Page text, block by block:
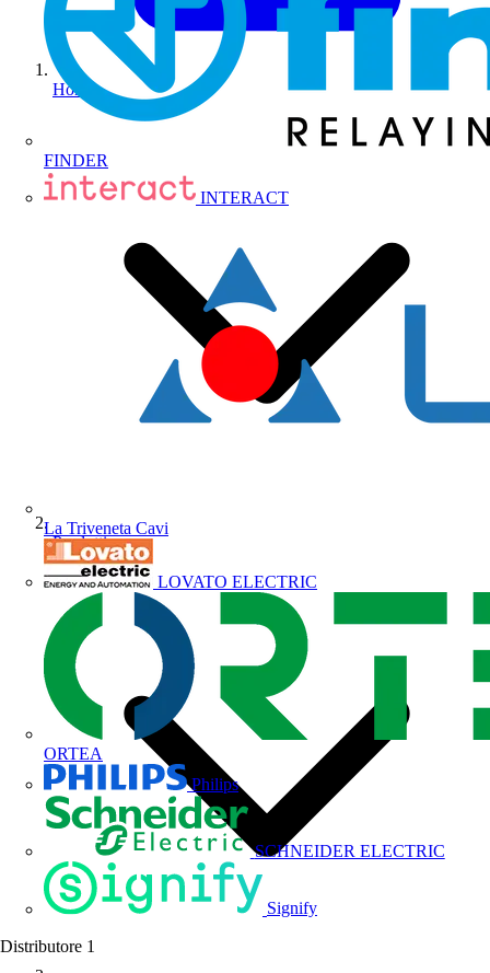
FINDER
INTERACT
La Triveneta Cavi
LOVATO ELECTRIC
ORTEA
Philips
SCHNEIDER ELECTRIC
Signify
Distributore 1
Home
Prodotti